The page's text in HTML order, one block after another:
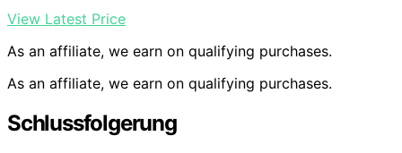
View Latest Price
As an affiliate, we earn on qualifying purchases.
As an affiliate, we earn on qualifying purchases.
Schlussfolgerung